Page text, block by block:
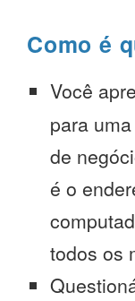
Como é
Você
para
de
é o
todos os